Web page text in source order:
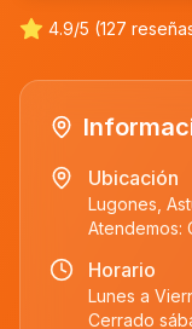
4.9/5 (127
Ubicación
Lugones,
Atendemos:
Horario
Lunes a
Cerrado